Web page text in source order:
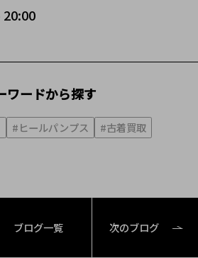
20:00
ワードから探す
#ヒールパンプス
#古着買取
ブログ一覧 次のブログ